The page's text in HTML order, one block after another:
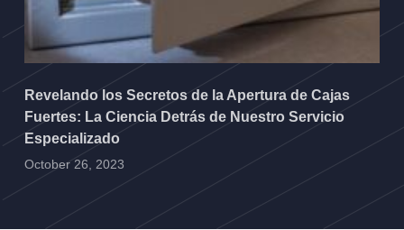
Revelando los Secretos de la Apertura de Cajas
Fuertes: La Ciencia Detrás de Nuestro Servicio
Especializado
October 26, 2023